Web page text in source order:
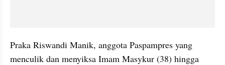
Praka Riswandi Manik, anggota Paspampres yang
menculik dan menyiksa Imam Masykur (38) hingga